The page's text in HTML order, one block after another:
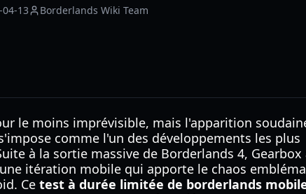
13 Borderlands Wiki Team
le moins imprévisible, mais l'apparition
comme l'un des développements les plus
à la sortie massive de Borderlands 4, Gearbox
itération mobile qui apporte le chaos
Ce test à durée limitée de borderlands